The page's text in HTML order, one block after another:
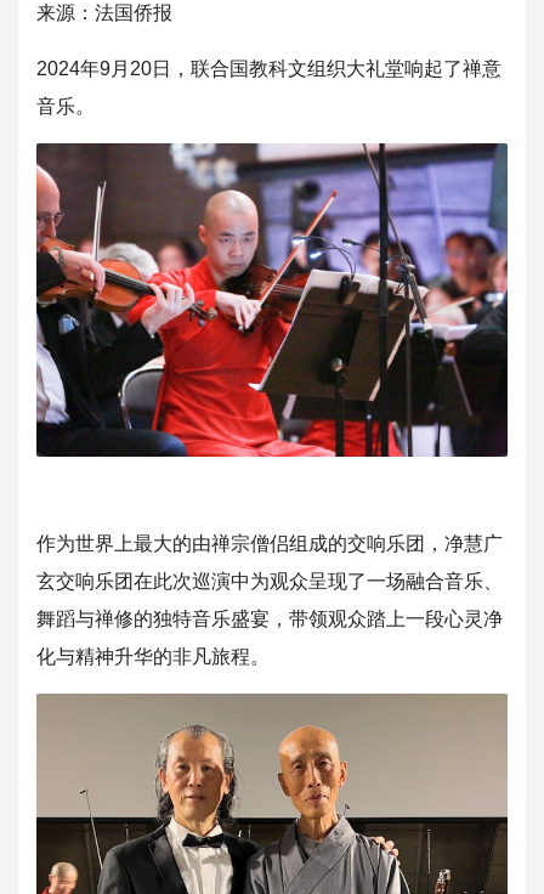
来源：法国侨报
2024年9月20日，联合国教科文组织大礼堂响起了禅意
音乐。
作为世界上最大的由禅宗僧侣组成的交响乐团，净慧广
玄交响乐团在此次巡演中为观众呈现了一场融合音乐、
舞蹈与禅修的独特音乐盛宴 ，带领观众踏上一段心灵净
化与精神升华的非凡旅程。